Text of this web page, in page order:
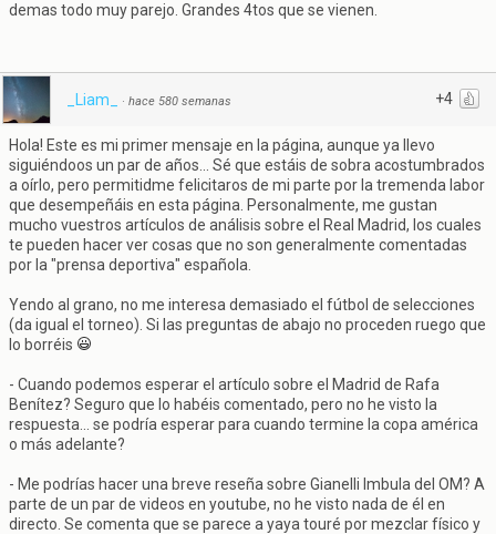
demas todo muy parejo. Grandes 4tos que se vienen.
+4
_Liam_ · hace 580 semanas
Hola! Este es mi primer mensaje en la página, aunque ya llevo
siguiéndoos un par de años... Sé que estáis de sobra acostumbrados
a oírlo, pero permitidme felicitaros de mi parte por la tremenda labor
que desempeñáis en esta página. Personalmente, me gustan
mucho vuestros artículos de análisis sobre el Real Madrid, los cuales
te pueden hacer ver cosas que no son generalmente comentadas
por la "prensa deportiva" española.
Yendo al grano, no me interesa demasiado el fútbol de selecciones
(da igual el torneo). Si las preguntas de abajo no proceden ruego que
lo borréis
- Cuando podemos esperar el artículo sobre el Madrid de Rafa
Benítez? Seguro que lo habéis comentado, pero no he visto la
respuesta... se podría esperar para cuando termine la copa américa
o más adelante?
- Me podrías hacer una breve reseña sobre Gianelli Imbula del OM? A
parte de un par de videos en youtube, no he visto nada de él en
directo. Se comenta que se parece a yaya touré por mezclar físico y